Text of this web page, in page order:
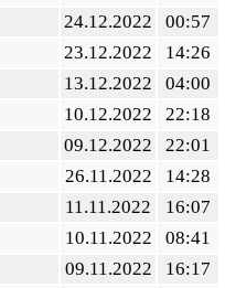
24.12.2022
00:57
23.12.2022
14:26
13.12.2022
04:00
10.12.2022
22:18
09.12.2022
22:01
26.11.2022
14:28
11.11.2022
16:07
10.11.2022
08:41
09.11.2022
16:17